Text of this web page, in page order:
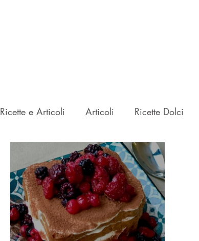
Ricette e Articoli Articoli Ricette Dolci